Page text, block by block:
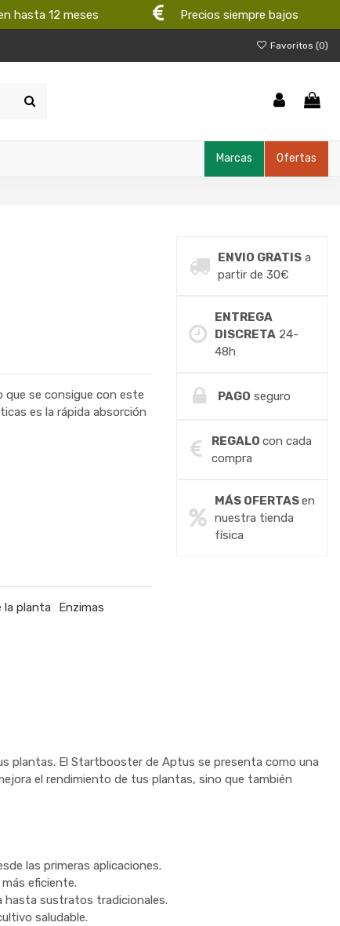
hasta 12 meses Precios siempre bajos
Favoritos (0)
Ofertas
Marcas
que se consigue con este
es la rápida absorción
la planta Enzimas
ENVIO GRATISa
partir de 30€
ENTREGA
DISCRETA24-
48h
PAGO seguro
REGALOcon cada
compra
MÁS OFERTASen
nuestra tienda
física
plantas. El Startbooster de Aptus se presenta como una
el rendimiento de tus plantas, sino que también
las primeras aplicaciones.
eficiente.
hasta sustratos tradicionales.
saludable.